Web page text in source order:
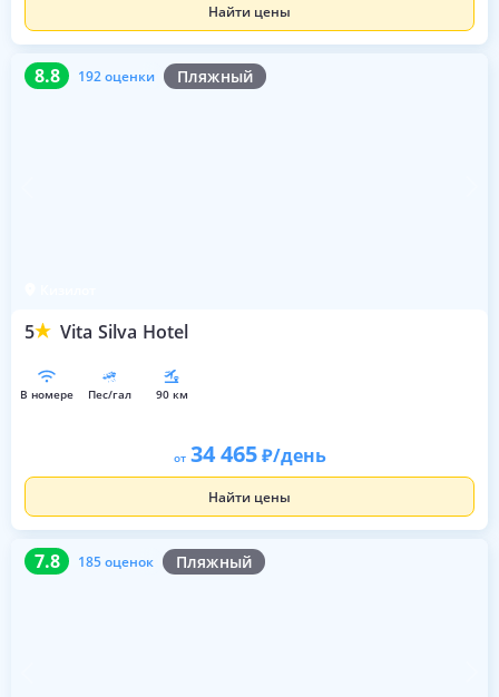
Найти цены
8.8 192 оценки Пляжный
5 Vita Silva Hotel
8.8 192 оценки
в номере пес/гал 90 км
от 34 465 /день
Найти цены
7.8 185 оценок Пляжный
7.8 185 оценок